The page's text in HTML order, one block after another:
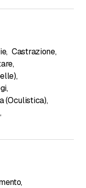
, Castrazione,
,
,
,
(Oculistica),
,
,